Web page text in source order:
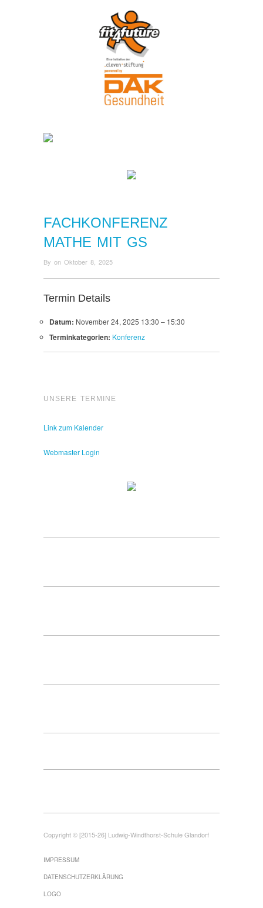
FACHKONFERENZ
MATHE MIT GS
By on Oktober 8, 2025
Termin Details
Datum: November 24, 2025 13:30 – 15:30
Terminkategorien: Konferenz
UNSERE TERMINE
Link zum Kalender
Webmaster Login
Copyright © [2015-26] Ludwig-Windthorst-Schule Glandorf
IMPRESSUM
DATENSCHUTZERKLÄRUNG
LOGO